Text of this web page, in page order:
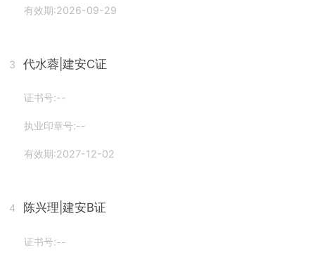
有效期:2026-09-29
3 代水蓉 |建安C证
证书号:--
执业印章号:--
有效期:2027-12-02
4 陈兴理 |建安B证
证书号:--